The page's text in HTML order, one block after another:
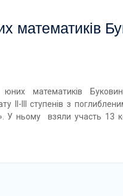
математиків
математиків
ІІ-ІІІ ступенів з
У ньому взяли участь 13